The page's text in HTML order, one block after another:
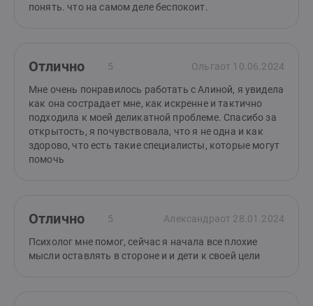
понять. что на самом деле беспокоит.
Отлично 5 Ольгаот 10.06.2024
Мне очень понравилось работать с Алиной, я увидела
как она сострадает мне, как искренне и тактично
подходила к моей деликатной проблеме. Спасибо за
открытость, я почувствовала, что я не одна и как
здорово, что есть такие специалисты, которые могут
помочь
Отлично 5 Александраот 28.01.2024
Психолог мне помог, сейчас я начала все плохие
мысли оставлять в стороне и и дети к своей цели